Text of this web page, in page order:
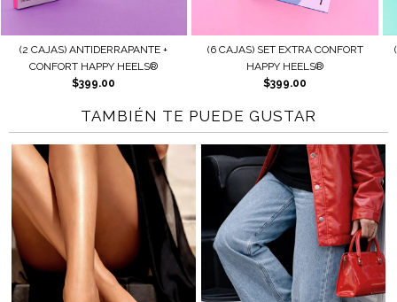
+
HEELS®
(6 CAJAS) SET EXTRA CONFORT
HAPPY HEELS®
(2 CAJAS) AJUSTE +
TAMBIÉN TE PUEDE GUSTAR